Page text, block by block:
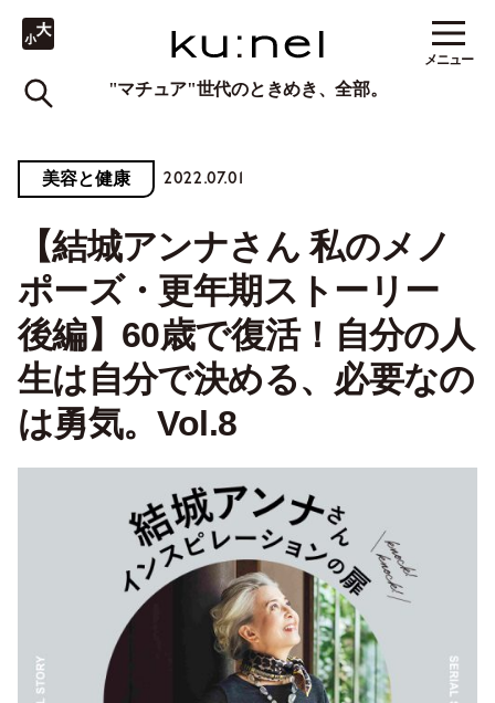
"マチュア"世代のときめき、全部。
メニュー
美容と健康 2022.07.01
【結城アンナさん 私のメノ
ポーズ・更年期ストーリー
後編】60歳で復活！自分の人
生は自分で決める、必要なの
は勇気。Vol.8